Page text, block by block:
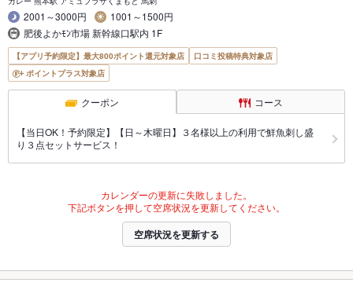
2001～3000円
1001～1500円
肥後よかﾓﾝ市場 新幹線口駅内 1F
【アプリ予約限定】最大800ポイント還元対象店
口コミ投稿特典対象店
ポイントプラス対象店
クーポン コース
【当日OK！予約限定】【日～木曜日】３名様以上の利用で鮮魚刺し盛
り３点セットサービス！
カレンダーの更新に失敗しました。
下記ボタンを押して空席状況を更新してください。
空席状況を更新する